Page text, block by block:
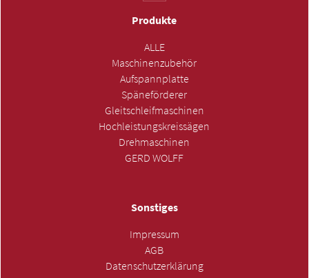
Produkte
ALLE
Maschinenzubehör
Aufspannplatte
Späneförderer
Gleitschleifmaschinen
Hochleistungskreissägen
Drehmaschinen
GERD WOLFF
Sonstiges
Impressum
AGB
Datenschutzerklärung